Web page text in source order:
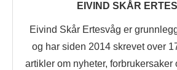
EIVIND SKÅR
Eivind Skår Ertesvåg er
og har siden 2014 skrevet over
artikler om nyheter, forbrukersaker